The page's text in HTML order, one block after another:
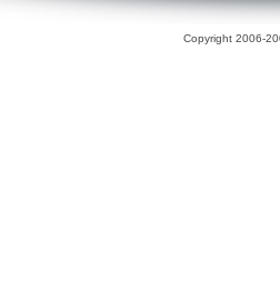
Copyright 2006-